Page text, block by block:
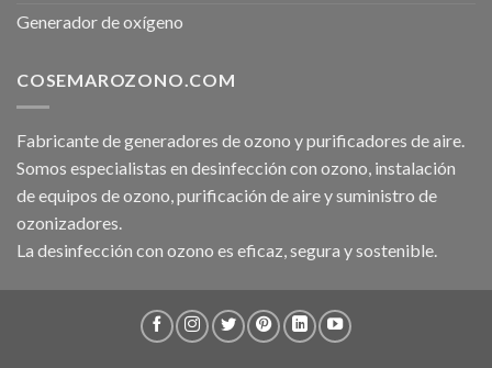
Generador de oxígeno
COSEMAROZONO.COM
Fabricante de generadores de ozono y purificadores de aire.
Somos especialistas en desinfección con ozono, instalación
de equipos de ozono, purificación de aire y suministro de
ozonizadores.
La desinfección con ozono es eficaz, segura y sostenible.